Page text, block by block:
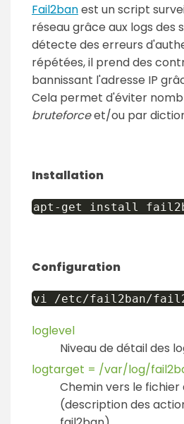
Fail2banest un script
réseau grâce aux logs des
détecte des erreurs
répétées, il prend des
bannissant l'adresse IP
Cela permet d'éviter
bruteforceet/ou par
Installation
apt-get install
Configuration
vi /etc/fail2ban/
loglevel
Niveau de détail des
logtarget = /var/log/
Chemin vers le fichier
(description des